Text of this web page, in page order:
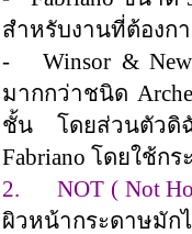
สำหรับงานที่ต้องก
- Winsor &
มากกว่าชนิด
ชั้น โดยส่วนตัวดิ
Fabriano โดยใช้ก
2.NOT ( Not
ผิวหน้ากระดาษ